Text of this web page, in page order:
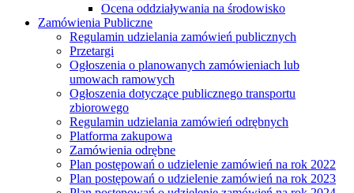
Ocena oddziaływania na środowisko
Zamówienia Publiczne
Regulamin udzielania zamówień publicznych
Przetargi
Ogłoszenia o planowanych zamówieniach lub
umowach ramowych
Ogłoszenia dotyczące publicznego transportu
zbiorowego
Regulamin udzielania zamówień odrębnych
Platforma zakupowa
Zamówienia odrębne
Plan postępowań o udzielenie zamówień na rok 2022
Plan postępowań o udzielenie zamówień na rok 2023